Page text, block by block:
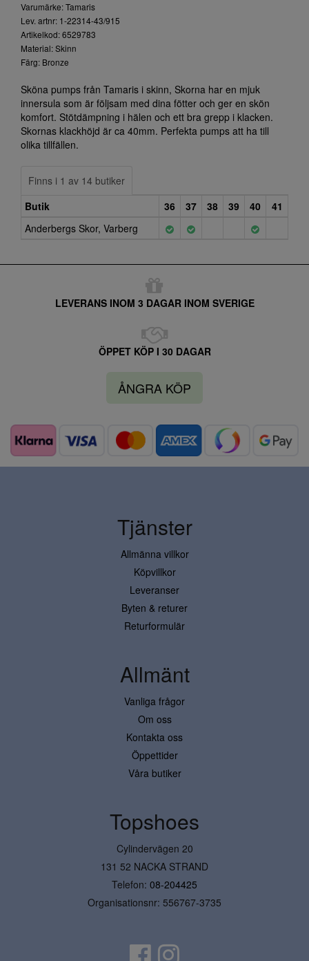
Varumärke: Tamaris
Lev. artnr: 1-22314-43/915
Artikelkod: 6529783
Material: Skinn
Färg: Bronze
Sköna pumps från Tamaris i skinn, Skorna har en mjuk
innersula som är följsam med dina fötter och ger en skön
komfort. Stötdämpning i hälen och ett bra grepp i klacken.
Skornas klackhöjd är ca 40mm. Perfekta pumps att ha till
olika tillfällen.
Finns i 1 av 14 butiker
Butik
36 37 38 39 40
41
Anderbergs Skor, Varberg
LEVERANS INOM 3 DAGAR INOM SVERIGE
ÖPPET KÖP I 30 DAGAR
ÅNGRA KÖP
Tjänster
Allmänna villkor
Köpvillkor
Leveranser
Byten & returer
Returformulär
Allmänt
Vanliga frågor
Om oss
Kontakta oss
Öppettider
Våra butiker
Topshoes
Cylindervägen 20
131 52 NACKA STRAND
Telefon: 08-204425
Organisationsnr: 556767-3735